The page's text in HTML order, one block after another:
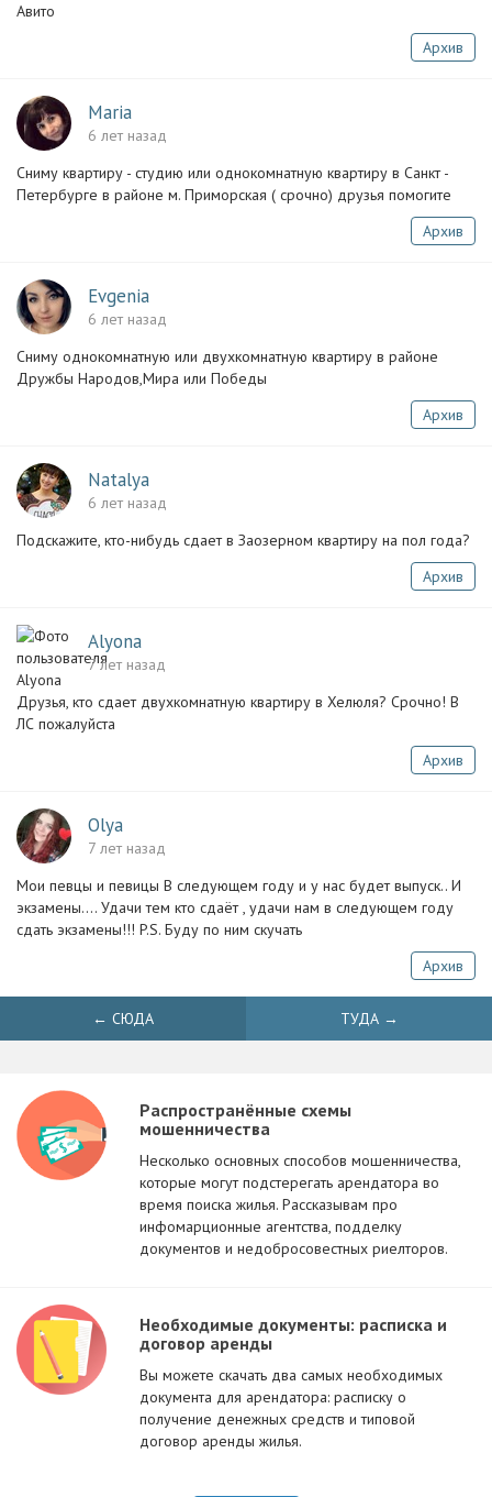
Авито
Архив
Maria
6 лет назад
Сниму квартиру - студию или однокомнатную квартиру в Санкт -
Петербурге в районе м. Приморская ( срочно) друзья помогите
Архив
Evgenia
6 лет назад
Сниму однокомнатную или двухкомнатную квартиру в районе
Дружбы Народов,Мира или Победы
Архив
Natalya
6 лет назад
Подскажите, кто-нибудь сдает в Заозерном квартиру на пол года?
Архив
Alyona
7 лет назад
Друзья, кто сдает двухкомнатную квартиру в Хелюля? Срочно! В
ЛС пожалуйста
Архив
Olya
7 лет назад
Мои певцы и певицы В следующем году и у нас будет выпуск.. И
экзамены.... Удачи тем кто сдаёт , удачи нам в следующем году
сдать экзамены!!! P.S. Буду по ним скучать
Архив
← СЮДА ТУДА →
Распространённые схемы
мошенничества
Несколько основных способов мошенничества,
которые могут подстерегать арендатора во
время поиска жилья. Рассказывам про
инфомарционные агентства, подделку
документов и недобросовестных риелторов.
Необходимые документы: расписка и
договор аренды
Вы можете скачать два самых необходимых
документа для арендатора: расписку о
получение денежных средств и типовой
договор аренды жилья.